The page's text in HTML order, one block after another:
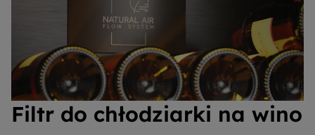
Filtr do chłodziarki na wino